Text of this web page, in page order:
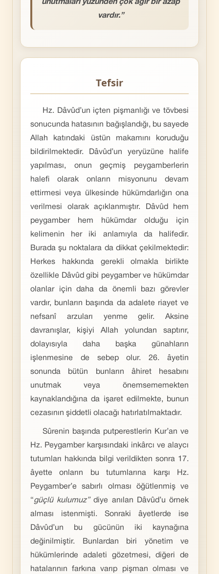
unutmaları yüzünden çok ağır bir azap
vardır.”
Tefsir
Hz. Dâvûd’un içten pişmanlığı ve tövbesi
sonucunda hatasının bağışlandığı, bu sayede
Allah katındaki üstün makamını koruduğu
bildirilmektedir. Dâvûd’un yeryüzüne halife
yapılması, onun geçmiş peygamberlerin
halefi olarak onların misyonunu devam
ettirmesi veya ülkesinde hükümdarlığın ona
verilmesi olarak açıklanmıştır. Dâvûd hem
peygamber hem hükümdar olduğu için
kelimenin her iki anlamıyla da halifedir.
Burada şu noktalara da dikkat çekilmektedir:
Herkes hakkında gerekli olmakla birlikte
özellikle Dâvûd gibi peygamber ve hükümdar
olanlar için daha da önemli bazı görevler
vardır, bunların başında da adalete riayet ve
nefsanî arzuları yenme gelir. Aksine
davranışlar, kişiyi Allah yolundan saptırır,
dolayısıyla daha başka günahların
işlenmesine de sebep olur. 26. âyetin
sonunda bütün bunların âhiret hesabını
unutmak veya önemsememekten
kaynaklandığına da işaret edilmekte, bunun
cezasının şiddetli olacağı hatırlatılmaktadır.
Sûrenin başında putperestlerin Kur’an ve
Hz. Peygamber karşısındaki inkârcı ve alaycı
tutumları hakkında bilgi verildikten sonra 17.
âyette onların bu tutumlarına karşı Hz.
Peygamber’e sabırlı olması öğütlenmiş ve
“güçlü kulumuz”diye anılan Dâvûd’u örnek
alması istenmişti. Sonraki âyetlerde ise
Dâvûd’un bu gücünün iki kaynağına
değinilmiştir. Bunlardan biri yönetim ve
hükümlerinde adaleti gözetmesi, diğeri de
hatalarının farkına varıp pişman olması ve